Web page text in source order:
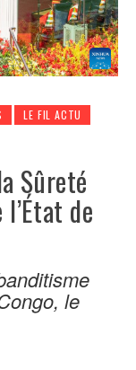
LE FIL ACTU
Sûreté
de
le